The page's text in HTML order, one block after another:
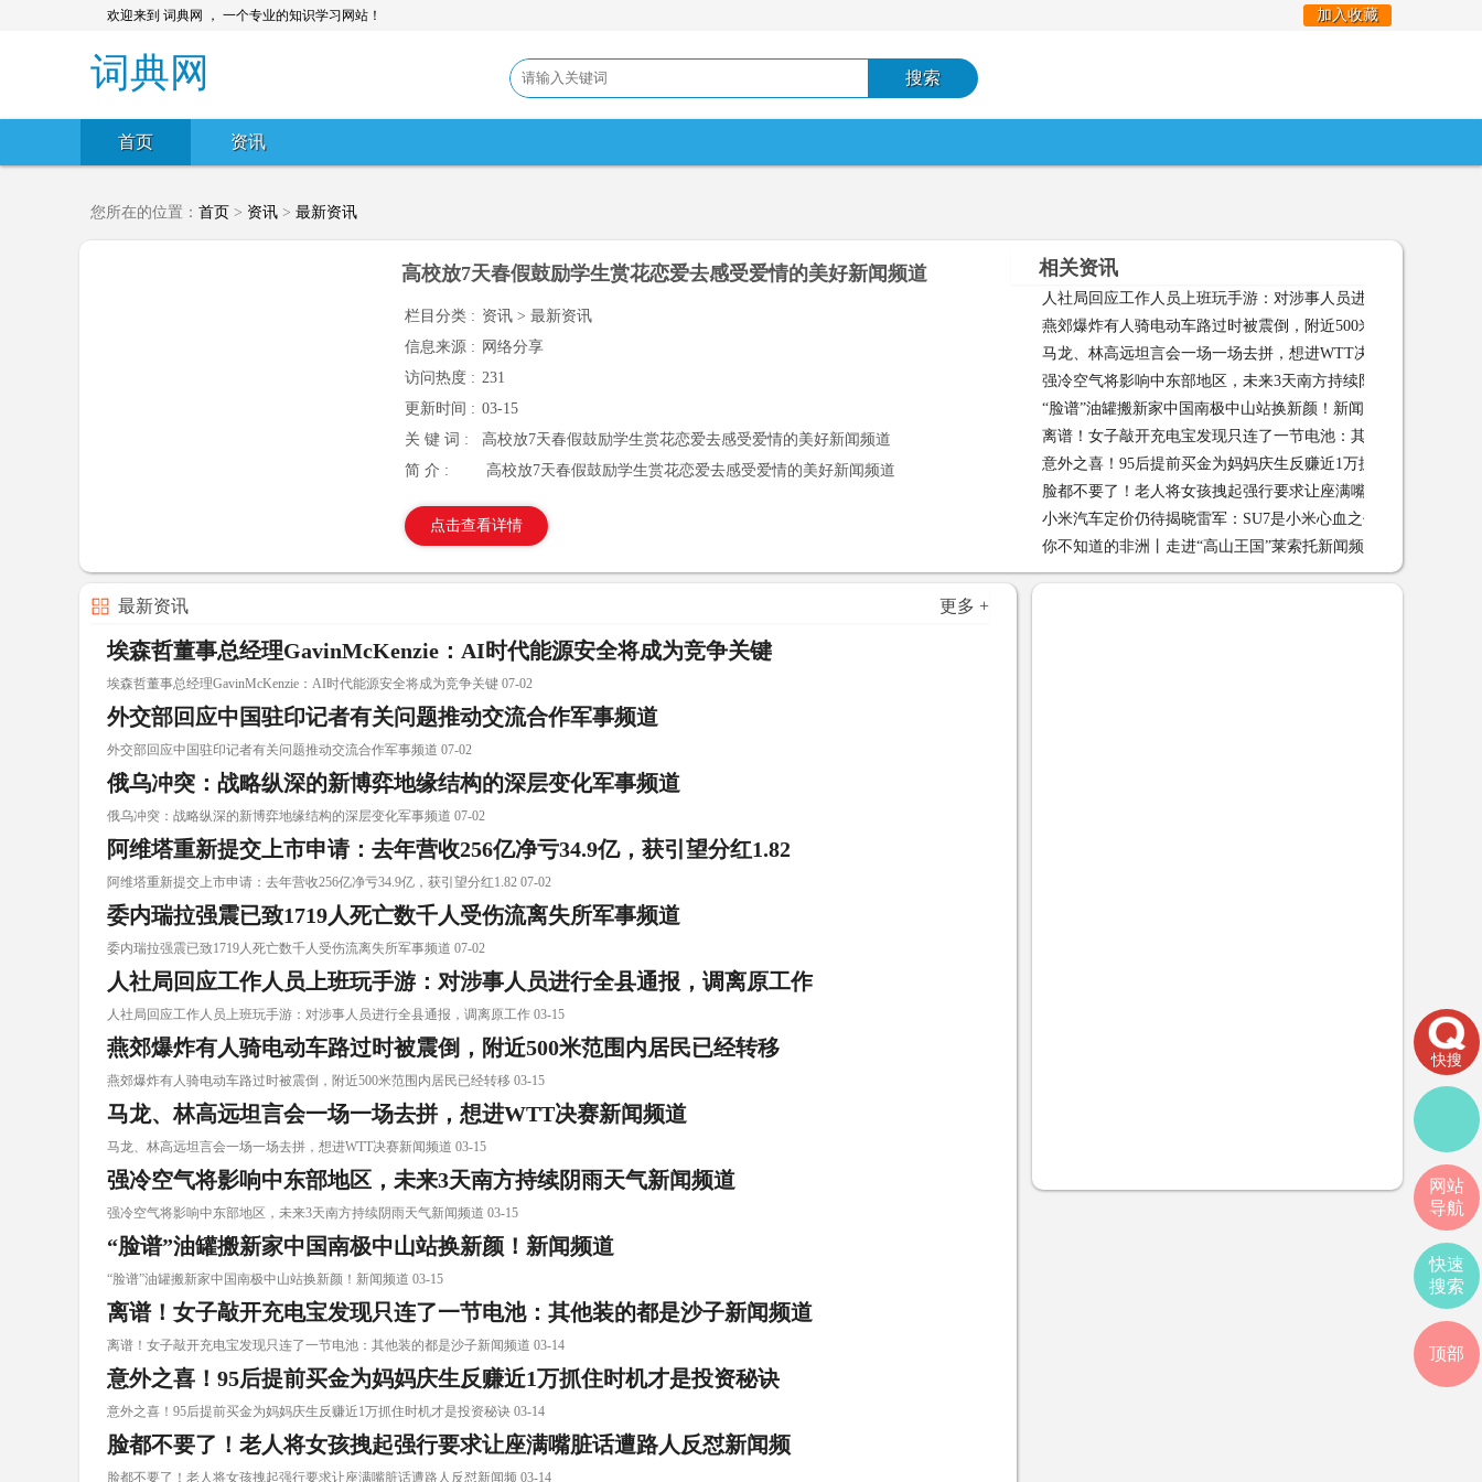
欢迎来到 词典网 ， 一个专业的知识学习网站！ 加入收藏
词典网
首页 资讯
您所在的位置： 首页 > 资讯 > 最新资讯
高校放7天春假鼓励学生赏花恋爱去感受爱情的美好新闻频道
栏目分类 : 资讯 > 最新资讯
信息来源 : 网络分享
访问热度 : 231
更新时间 : 03-15
关 键 词 :
高校放7天春假鼓励学生赏花恋爱去感受爱情的美好新闻频道
简 介 :
高校放7天春假鼓励学生赏花恋爱去感受爱情的美好新闻频道
点击查看详情
相关资讯
人社局回应工作人员上班玩手游：对涉事人员进行全县通报，调
报，调离原工作 03-15
燕郊爆炸有人骑电动车路过时被震倒，附近500米范围内居民已
经转移 03-15
马龙、林高远坦言会一场一场去拼，想进WTT决赛新闻频道
强冷空气将影响中东部地区，未来3天南方持续阴雨天气新闻频道
03-15
“脸谱”油罐搬新家中国南极中山站换新颜！新闻频道
离谱！女子敲开充电宝发现只连了一节电池：其他装的都是沙子
是沙子新闻频道 03-14
意外之喜！95后提前买金为妈妈庆生反赚近1万抓住时机才是投
资秘诀 03-14
脸都不要了！老人将女孩拽起强行要求让座满嘴脏话遭路人反怼
反怼新闻频 03-14
小米汽车定价仍待揭晓雷军：SU7是小米心血之作还请轻喷新闻
频道 03-14
你不知道的非洲丨走进“高山王国”莱索托新闻频道
最新资讯 更多 +
埃森哲董事总经理GavinMcKenzie：AI时代能源安全将成为竞争关键
埃森哲董事总经理GavinMcKenzie：AI时代能源安全将成为竞争关键 07-02
外交部回应中国驻印记者有关问题推动交流合作军事频道
外交部回应中国驻印记者有关问题推动交流合作军事频道 07-02
俄乌冲突：战略纵深的新博弈地缘结构的深层变化军事频道
俄乌冲突：战略纵深的新博弈地缘结构的深层变化军事频道 07-02
阿维塔重新提交上市申请：去年营收256亿净亏34.9亿，获引望分红1.82
阿维塔重新提交上市申请：去年营收256亿净亏34.9亿，获引望分红1.82 07-02
委内瑞拉强震已致1719人死亡数千人受伤流离失所军事频道
委内瑞拉强震已致1719人死亡数千人受伤流离失所军事频道 07-02
人社局回应工作人员上班玩手游：对涉事人员进行全县通报，调离原工作
人社局回应工作人员上班玩手游：对涉事人员进行全县通报，调离原工作 03-15
燕郊爆炸有人骑电动车路过时被震倒，附近500米范围内居民已经转移
燕郊爆炸有人骑电动车路过时被震倒，附近500米范围内居民已经转移 03-15
马龙、林高远坦言会一场一场去拼，想进WTT决赛新闻频道
马龙、林高远坦言会一场一场去拼，想进WTT决赛新闻频道 03-15
强冷空气将影响中东部地区，未来3天南方持续阴雨天气新闻频道
强冷空气将影响中东部地区，未来3天南方持续阴雨天气新闻频道 03-15
“脸谱”油罐搬新家中国南极中山站换新颜！新闻频道
“脸谱”油罐搬新家中国南极中山站换新颜！新闻频道 03-15
离谱！女子敲开充电宝发现只连了一节电池：其他装的都是沙子新闻频道
离谱！女子敲开充电宝发现只连了一节电池：其他装的都是沙子新闻频道 03-14
意外之喜！95后提前买金为妈妈庆生反赚近1万抓住时机才是投资秘诀
意外之喜！95后提前买金为妈妈庆生反赚近1万抓住时机才是投资秘诀 03-14
脸都不要了！老人将女孩拽起强行要求让座满嘴脏话遭路人反怼新闻频
脸都不要了！老人将女孩拽起强行要求让座满嘴脏话遭路人反怼新闻频 03-14
快搜
网站
导航
快速
搜索
顶部